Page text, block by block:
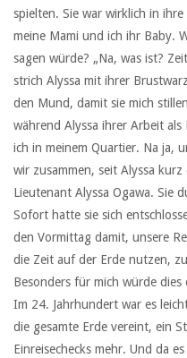
spielten. Sie war wirklich in
meine Mami und ich ihr Baby.
sagen würde? „Na, was ist?
strich Alyssa mit ihrer
den Mund, damit sie mich
während Alyssa ihrer Arbeit
ich in meinem Quartier. Na ja,
wir zusammen, seit Alyssa
Lieutenant Alyssa Ogawa. Sie
Sofort hatte sie sich
den Vormittag damit, unsere
die Zeit auf der Erde nutzen,
Besonders für mich würde dies
Im 24. Jahrhundert war es
die gesamte Erde vereint, ein
Einreisechecks mehr. Und da